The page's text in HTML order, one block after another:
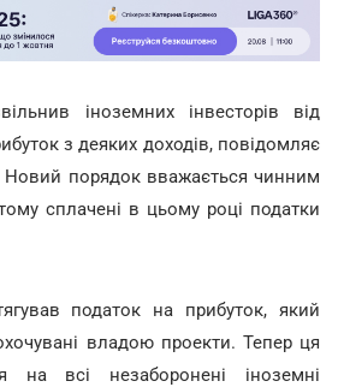
іноземних інвесторів від
з деяких доходів, повідомляє
Новий порядок вважається чинним
сплачені в цьому році податки
податок на прибуток, який
владою проекти. Тепер ця
на всі незаборонені іноземні